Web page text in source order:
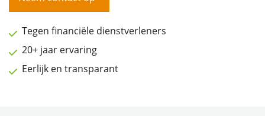
Tegen financiële dienstverleners
20+ jaar ervaring
Eerlijk en transparant